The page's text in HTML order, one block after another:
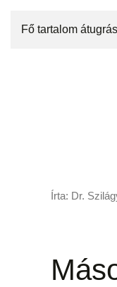
Fő tartalom
Írta: Dr.